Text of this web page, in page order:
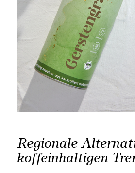
Regionale
koffeinhaltigen